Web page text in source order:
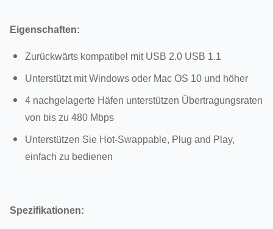
Eigenschaften:
Zurückwärts kompatibel mit USB 2.0 USB 1.1
Unterstützt mit Windows oder Mac OS 10 und höher
4 nachgelagerte Häfen unterstützen Übertragungsraten
von bis zu 480 Mbps
Unterstützen Sie Hot-Swappable, Plug and Play,
einfach zu bedienen
Spezifikationen: